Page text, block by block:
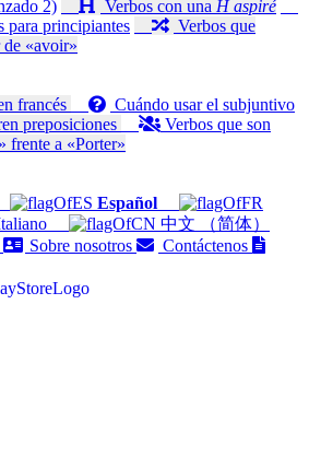
2)
Verbos con una H aspiré
para principiantes
Verbos que
de «avoir»
francés
Cuándo usar el subjuntivo
preposiciones
Verbos que son
frente a «Porter»
Español
中文 （简体）
Sobre nosotros
Contáctenos